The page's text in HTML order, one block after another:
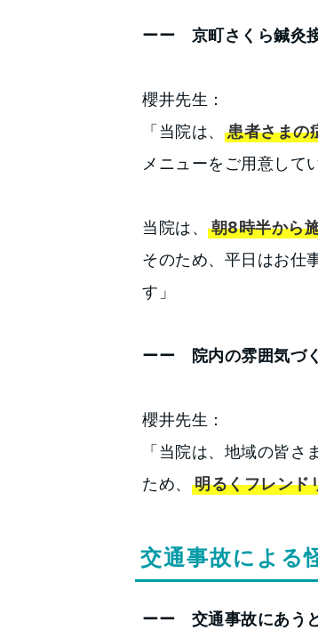
ーー 京町さくら鍼灸
櫻井先生：
「当院は、
患者さまの
メニューをご用意して
当院は、朝8時半から
そのため、平日はお仕
す」
ーー 院内の雰囲気づ
櫻井先生：
「当院は、地域の皆
ため、
明るくフレンド
交通事故による
ーー 交通事故にあう